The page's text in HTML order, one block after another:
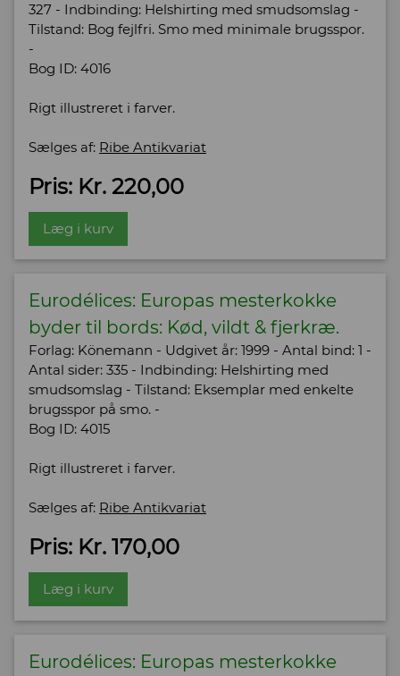
327 - Indbinding: Helshirting med smudsomslag -
Tilstand: Bog fejlfri. Smo med minimale brugsspor.
-
Bog ID: 4016
Rigt illustreret i farver.
Sælges af: Ribe Antikvariat
Pris: Kr. 220,00
Læg i kurv
Eurodélices: Europas mesterkokke
byder til bords: Kød, vildt & fjerkræ.
Forlag: Könemann - Udgivet år: 1999 - Antal bind: 1 -
Antal sider: 335 - Indbinding: Helshirting med
smudsomslag - Tilstand: Eksemplar med enkelte
brugsspor på smo. -
Bog ID: 4015
Rigt illustreret i farver.
Sælges af: Ribe Antikvariat
Pris: Kr. 170,00
Læg i kurv
Eurodélices: Europas mesterkokke